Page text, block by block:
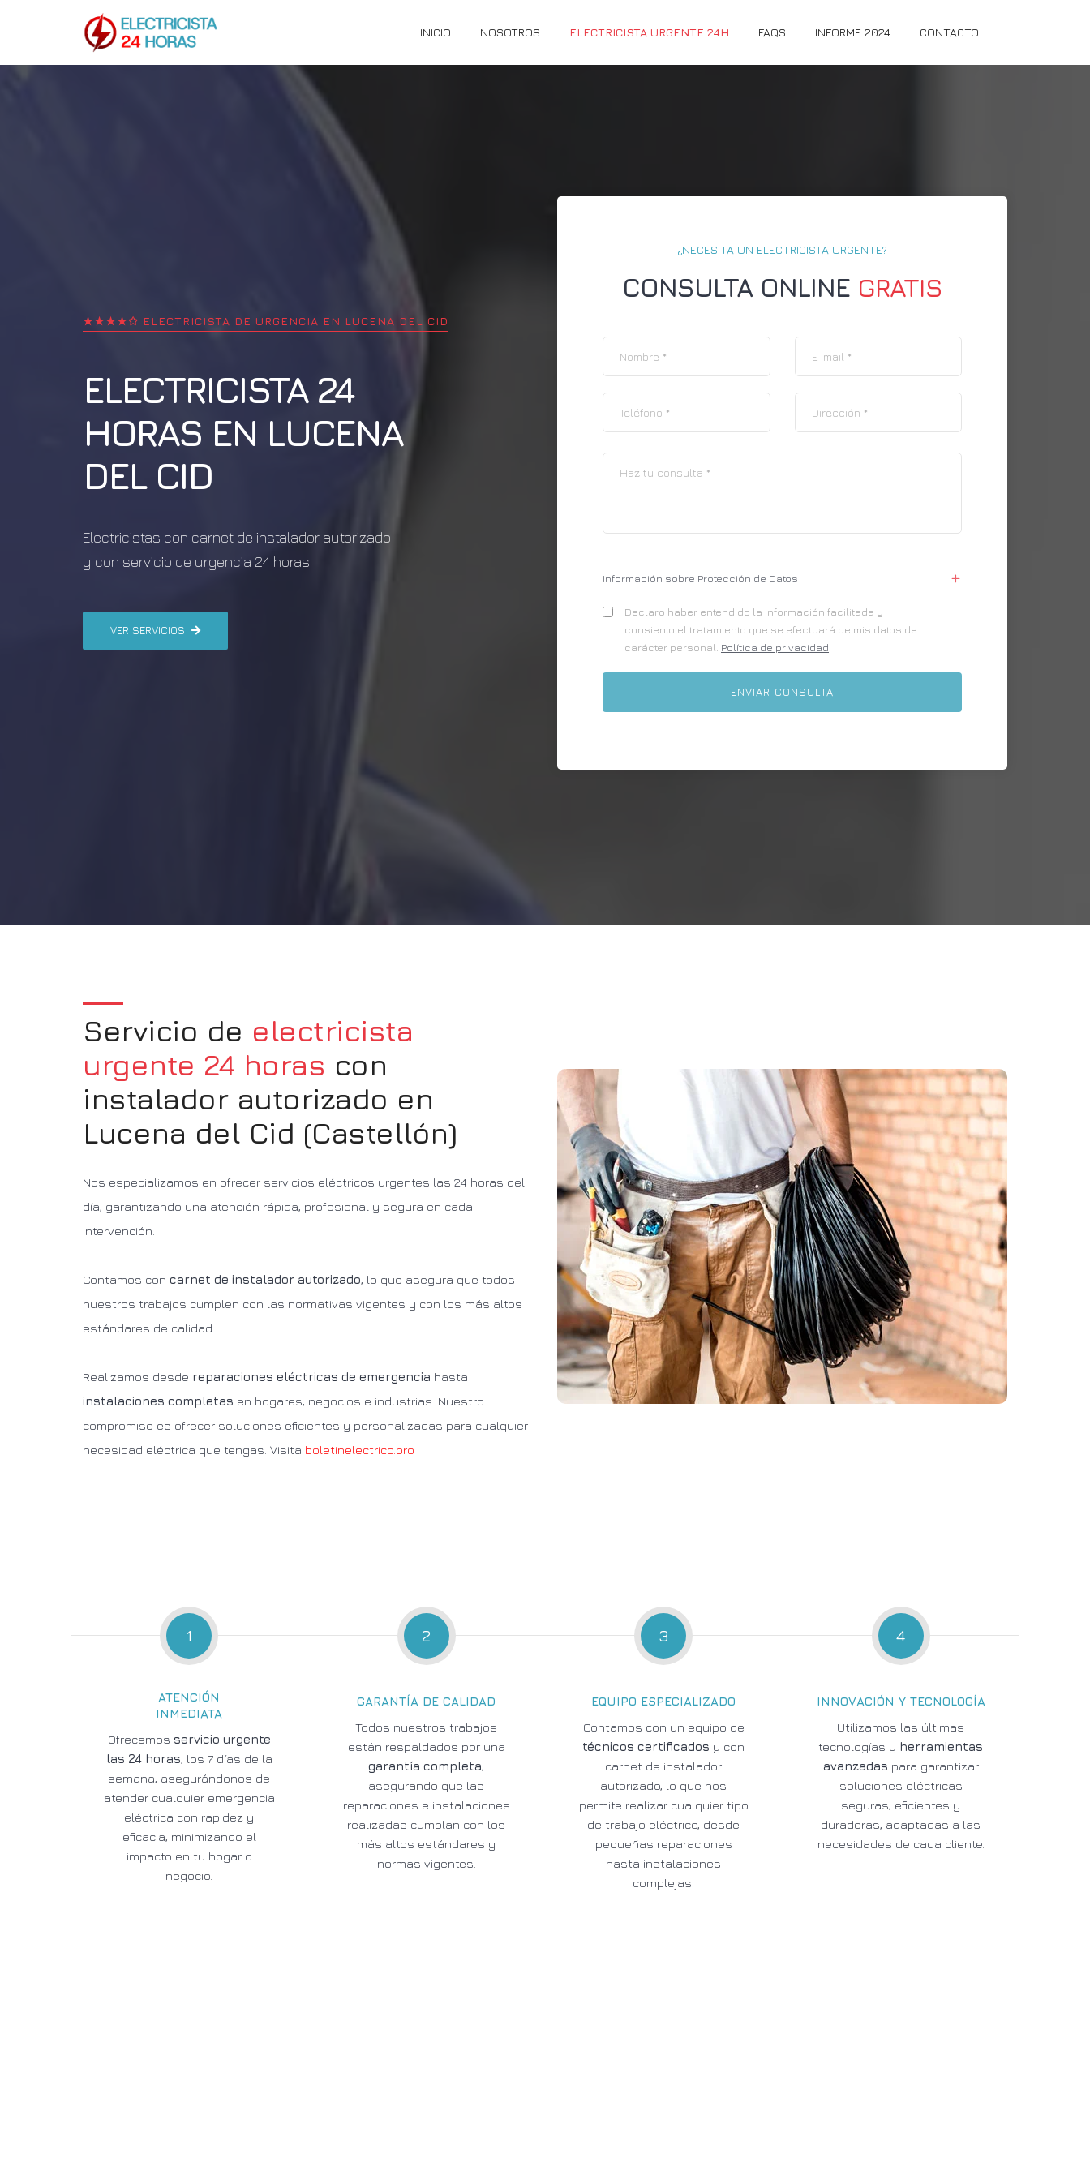
INICIO NOSOTROS ELECTRICISTA URGENTE 24H FAQS INFORME 2024 CONTACTO
★★★★✩ ELECTRICISTA DE URGENCIA EN LUCENA DEL CID
ELECTRICISTA 24
HORAS EN LUCENA
DEL CID
Electricistas con carnet de instalador autorizado
y con servicio de urgencia 24 horas.
VER SERVICIOS
¿NECESITA UN ELECTRICISTA URGENTE?
CONSULTA ONLINE GRATIS
Información sobre Protección de Datos
Declaro haber entendido la información facilitada y
consiento el tratamiento que se efectuará de mis datos de
carácter personal. Política de privacidad
Servicio de electricista
urgente 24 horas con
instalador autorizado en
Lucena del Cid (Castellón)
Nos especializamos en ofrecer servicios eléctricos urgentes las 24 horas del
día, garantizando una atención rápida, profesional y segura en cada
intervención.
Contamos con carnet de instalador autorizado, lo que asegura que todos
nuestros trabajos cumplen con las normativas vigentes y con los más altos
estándares de calidad.
Realizamos desde reparaciones eléctricas de emergencia hasta
instalaciones completas en hogares, negocios e industrias. Nuestro
compromiso es ofrecer soluciones eficientes y personalizadas para cualquier
necesidad eléctrica que tengas. Visita boletinelectrico.pro
1
ATENCIÓN
INMEDIATA
Ofrecemos servicio urgente
las 24 horas, los 7 días de la
semana, asegurándonos de
atender cualquier emergencia
eléctrica con rapidez y
eficacia, minimizando el
impacto en tu hogar o
negocio.
2
GARANTÍA DE CALIDAD
Todos nuestros trabajos
están respaldados por una
garantía completa,
asegurando que las
reparaciones e instalaciones
realizadas cumplan con los
más altos estándares y
normas vigentes.
3
EQUIPO ESPECIALIZADO
Contamos con un equipo de
técnicos certificados y con
carnet de instalador
autorizado, lo que nos
permite realizar cualquier tipo
de trabajo eléctrico, desde
pequeñas reparaciones
hasta instalaciones
complejas.
4
INNOVACIÓN Y TECNOLOGÍA
Utilizamos las últimas
tecnologías y herramientas
avanzadas para garantizar
soluciones eléctricas
seguras, eficientes y
duraderas, adaptadas a las
necesidades de cada cliente.